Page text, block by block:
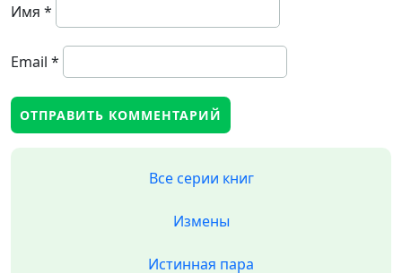
Имя *
Email *
Все серии книг
Измены
Истинная пара